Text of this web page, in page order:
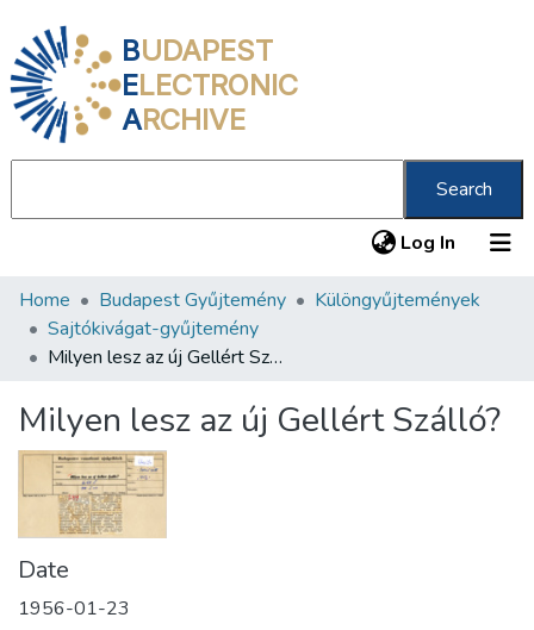
BUDAPEST
ELECTRONIC
ARCHIVE
Search
Log In (current)
Communities & Collections
All of DSpace
About us
Home Budapest Gyűjtemény
Különgyűjtemények
Sajtókivágat-gyűjtemény
Milyen lesz az új Gellért Szálló?
Milyen lesz az új Gellért Szálló?
Date
1956-01-23